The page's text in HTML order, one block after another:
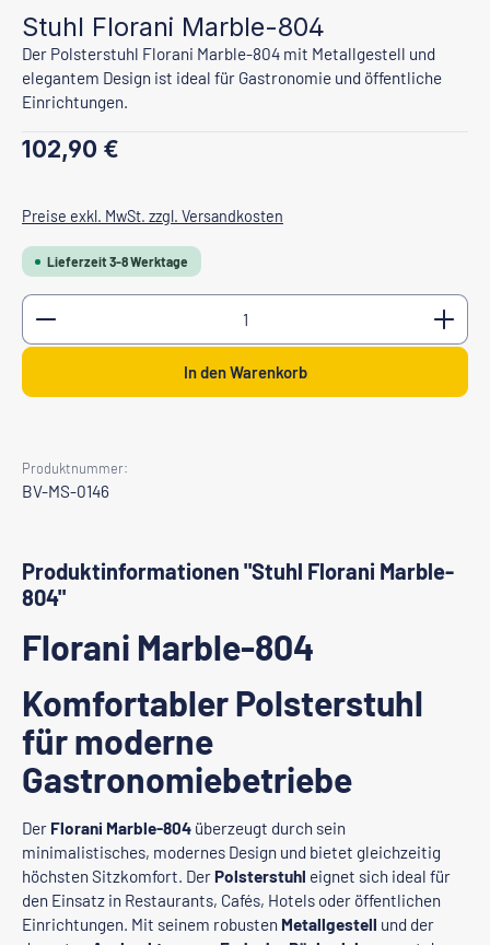
Stuhl Florani Marble-804
Der Polsterstuhl Florani Marble-804 mit Metallgestell und
elegantem Design ist ideal für Gastronomie und öffentliche
Einrichtungen.
Regulärer Preis:
102,90 €
Preise exkl. MwSt. zzgl. Versandkosten
Lieferzeit 3-8 Werktage
Produkt Anzahl: Gib den gewünschten Wert ein
In den Warenkorb
Produktnummer:
BV-MS-0146
Produktinformationen "Stuhl Florani Marble-
804"
Florani Marble-804
Komfortabler Polsterstuhl
für moderne
Gastronomiebetriebe
Der Florani Marble-804 überzeugt durch sein
minimalistisches, modernes Design und bietet gleichzeitig
höchsten Sitzkomfort. DerPolsterstuhl eignet sich ideal für
den Einsatz in Restaurants, Cafés, Hotels oder öffentlichen
Einrichtungen. Mit seinem robusten Metallgestell und der